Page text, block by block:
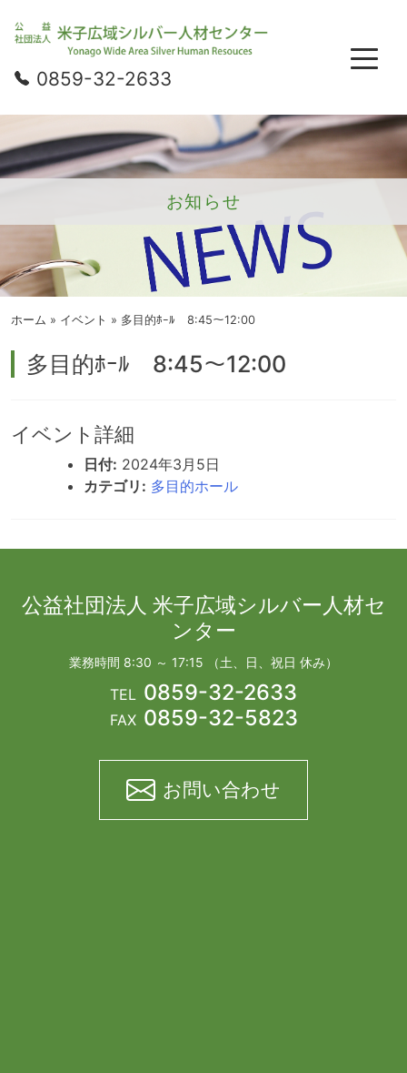
0859-32-2633
お知らせ
ホーム » イベント » 多目的ﾎｰﾙ 8:45～12:00
多目的ﾎｰﾙ 8:45～12:00
イベント詳細
日付: 2024年3月5日
カテゴリ: 多目的ホール
公益社団法人 米子広域シルバー人材セ
ンター
業務時間 8:30 ～ 17:15 （土、日、祝日 休み）
TEL 0859-32-2633
FAX 0859-32-5823
お問い合わせ